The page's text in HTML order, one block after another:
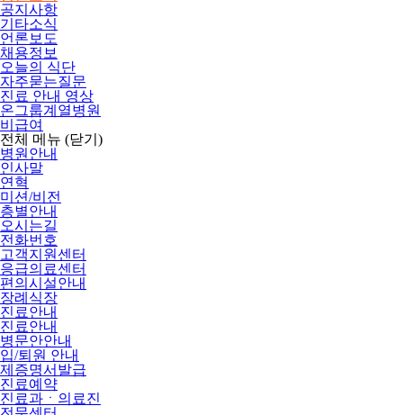
공지사항
기타소식
언론보도
채용정보
오늘의 식단
자주묻는질문
진료 안내 영상
온그룹계열병원
비급여
전체 메뉴 (닫기)
병원안내
인사말
연혁
미션/비전
층별안내
오시는길
전화번호
고객지원센터
응급의료센터
편의시설안내
장례식장
진료안내
진료안내
병문안안내
입/퇴원 안내
제증명서발급
진료예약
진료과ㆍ의료진